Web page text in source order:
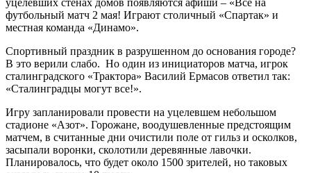
футбольный матч 2 мая! Играют столичный «Спартак» и
местная команда «Динамо».
Спортивный праздник в разрушенном до основания городе?
В это верили слабо. Но один из инициаторов матча, игрок
сталинградского «Трактора» Василий Ермасов ответил так:
«Сталинградцы могут все!».
Игру запланировали провести на уцелевшем небольшом
стадионе «Азот». Горожане, воодушевленные предстоящим
матчем, в считанные дни очистили поле от гильз и осколков,
засыпали воронки, сколотили деревянные лавочки.
Планировалось, что будет около 1500 зрителей, но таковых